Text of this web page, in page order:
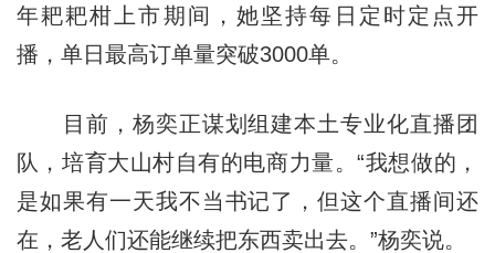
年耙耙柑上市期间，她坚持每日定时定点开
播，单日最高订单量突破3000单。
目前，杨奕正谋划组建本土专业化直播团
队，培育大山村自有的电商力量。“我想做的，
是如果有一天我不当书记了，但这个直播间还
在，老人们还能继续把东西卖出去。”杨奕说。